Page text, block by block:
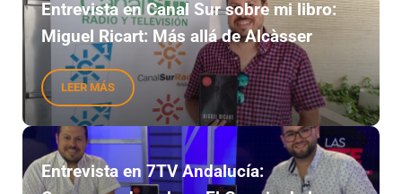
Entrevista en Canal Sur sobre mi libro:
Miguel Ricart: Más allá de Alcàsser
LEER MÁSENTREVISTA EN CANAL SUR SOBRE MI LIBRO: MIGUEL
Entrevista en 7TV Andalucía: